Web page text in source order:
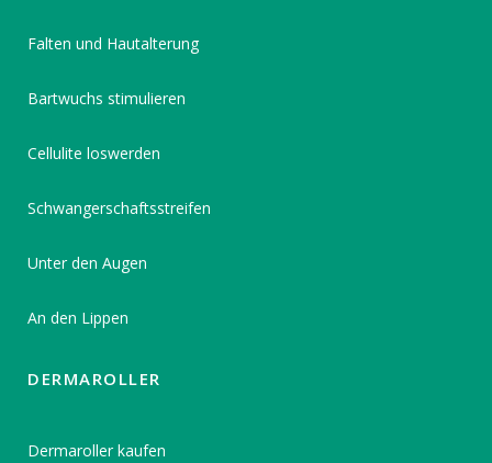
Falten und Hautalterung
Bartwuchs stimulieren
Cellulite loswerden
Schwangerschaftsstreifen
Unter den Augen
An den Lippen
DERMAROLLER
Dermaroller kaufen